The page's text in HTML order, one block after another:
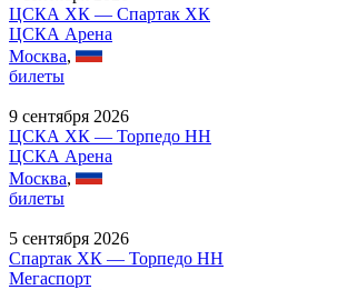
ЦСКА ХК — Спартак ХК
ЦСКА Арена
Москва,
билеты
9 сентября 2026
ЦСКА ХК — Торпедо НН
ЦСКА Арена
Москва,
билеты
5 сентября 2026
Спартак ХК — Торпедо НН
Мегаспорт